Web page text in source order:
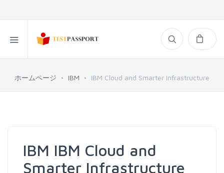
ホームページ IBM IBM Cloud and Smarter Infrastructure
IBM IBM Cloud and
Smarter Infrastructure